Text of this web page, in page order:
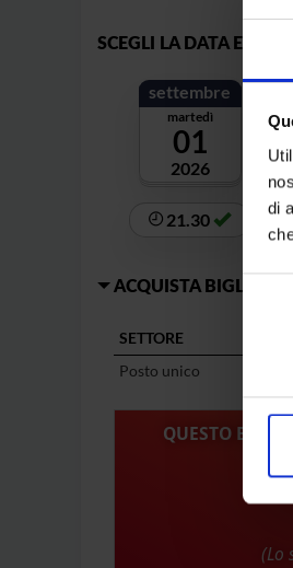
di
SCEGLI LA DATA E
settembre
martedì
01
2026
21.30
ACQUISTA BIGLIETTO
SETTORE
Posto unico
QUESTO
(Lo